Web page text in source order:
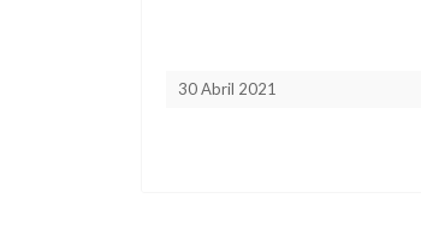
30 Abril 2021